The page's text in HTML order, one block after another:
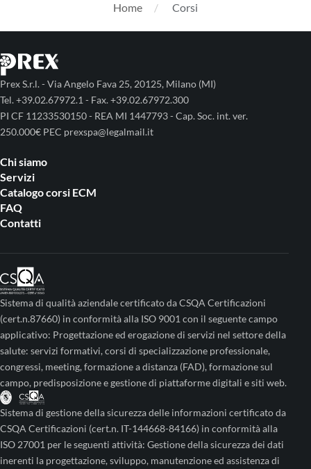
Home Corsi
Prex S.r.l. - Via Angelo Fava 25, 20125, Milano (MI)
Tel. +39.02.67972.1 - Fax. +39.02.67972.300
PI CF 11233530150 - REA MI 1447793 - Cap. Soc. int. ver.
250.000€ PEC prexspa@legalmail.it
Chi siamo
Servizi
Catalogo corsi ECM
FAQ
Contatti
Sistema di qualità aziendale certificato da CSQA Certificazioni
(cert.n.87660) in conformità alla ISO 9001 con il seguente campo
applicativo: Progettazione ed erogazione di servizi nel settore della
salute: servizi formativi, corsi di specializzazione professionale,
congressi, meeting, formazione a distanza (FAD), formazione sul
campo, predisposizione e gestione di piattaforme digitali e siti web.
Sistema di gestione della sicurezza delle informazioni certificato da
CSQA Certificazioni (cert.n. IT-144668-84166) in conformità alla
ISO 27001 per le seguenti attività: Gestione della sicurezza dei dati
inerenti la progettazione, sviluppo, manutenzione ed assistenza di